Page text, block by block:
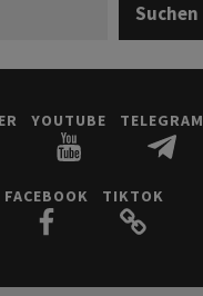
Suchen
YOUTUBE TELEGRAM
FACEBOOK TIKTOK